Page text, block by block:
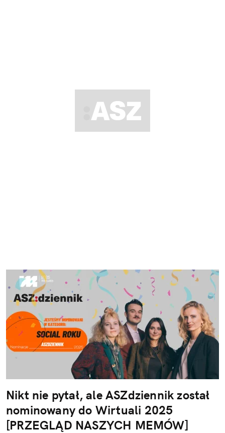
Nikt nie pytał, ale ASZdziennik został
nominowany do Wirtuali 2025
[PRZEGLĄD NASZYCH MEMÓW]